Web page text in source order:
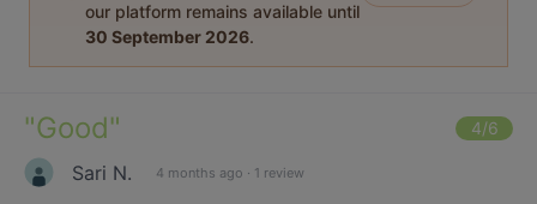
our platform remains available until
30 September 2026.
"Good" 4/6
Sari N. 4 months ago · 1 review